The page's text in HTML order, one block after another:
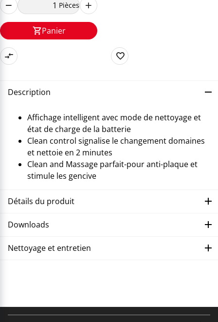
Pièces
Panier
Description
Affichage intelligent avec mode de nettoyage et
état de charge de la batterie
Clean control signalise le changement domaines
et nettoie en 2 minutes
Clean and Massage parfait-pour anti-plaque et
stimule les gencive
Détails du produit
Downloads
Nettoyage et entretien